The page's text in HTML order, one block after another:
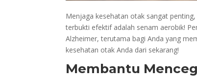
Menjaga kesehatan otak sangat
terbukti efektif adalah senam aerobik!
Alzheimer, terutama bagi Anda yang
kesehatan otak Anda dari sekarang!
Membantu